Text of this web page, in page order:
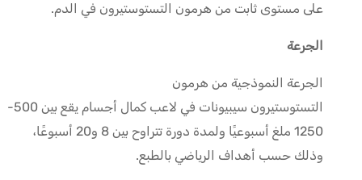
على مستوى ثابت من هرمون التستوستيرون في الدم.
الجرعة
الجرعة النموذجية من هرمون
التستوستيرون سيبيونات في لاعب كمال أجسام يقع
بين 500-
1250 ملغ
أسبوعيًا ولمدة دورة تتراوح بين 8 و20 أسبوعًا،
وذلك حسب أهداف الرياضي بالطبع.